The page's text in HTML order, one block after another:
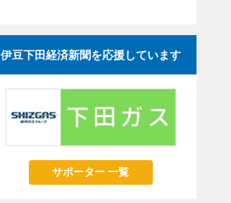
伊豆下田経済新聞を応援しています
サポーター 一覧